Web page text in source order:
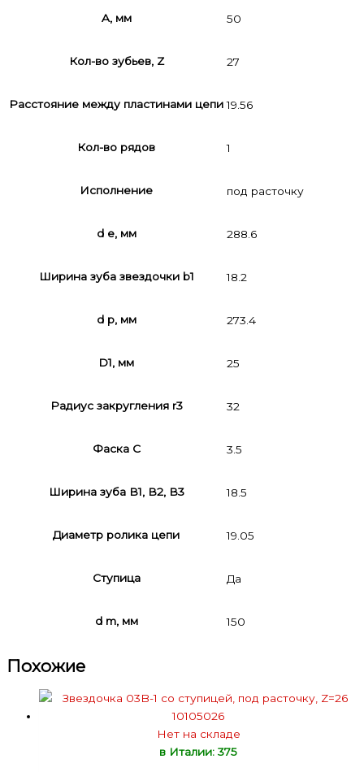
A, мм 50
Кол-во зубьев, Z 27
Расстояние между пластинами цепи 19.56
Кол-во рядов 1
Исполнение под расточку
d e, мм 288.6
Ширина зуба звездочки b1 18.2
d p, мм 273.4
D1, мм 25
Радиус закругления r3 32
Фаска C 3.5
Ширина зуба В1, В2, В3 18.5
Диаметр ролика цепи 19.05
Ступица Да
d m, мм 150
Похожие
Нет на складе
в Италии: 375